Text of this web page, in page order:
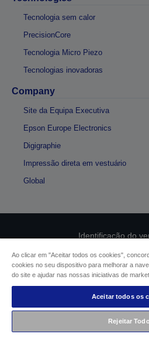
Tecnologia sem calor
PrecisionCore
Tecnologia Micro Piezo
Tecnologias inovadoras
Company
Site da Equipa Executiva
Epson Europe Electronics
Digigraphie
Impressão direta em vestuário
Global
Identificação do
Identificação da
Formulário de
Conformidade com o
Ao clicar em "Aceitar todos os cookies",
cookies no seu dispositivo para melhorar a
do site e ajudar nas nossas iniciativas de
Aceitar todos os
Rejeitar